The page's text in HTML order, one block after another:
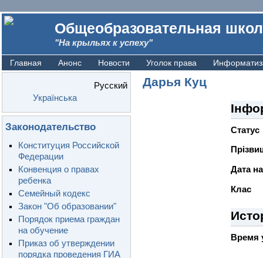
Общеобразовательная
"На крыльях к успеху"
Главная Анонс Новости Уголок права
Русский
Українська
Законодательство
Конституция Российской
Федерации
Конвенция о правах
ребенка
Семейный кодекс
Закон "Об образовании"
Порядок приема граждан
на обучение
Приказ об утверждении
порядка проведения ГИА
Дарья Куц
Статус
Дата
Клас
Время